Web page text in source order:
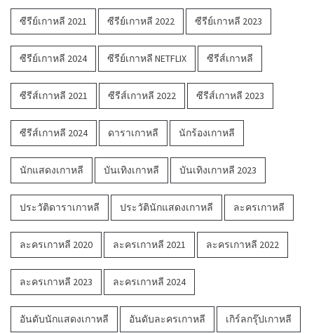
ซีรีย์เกาหลี 2021 ซีรีย์เกาหลี 2022 ซีรีย์เกาหลี 2023
ซีรีย์เกาหลี 2024 ซีรีย์เกาหลี NETFLIX ซีรีส์เกาหลี
ซีรีส์เกาหลี 2021 ซีรีส์เกาหลี 2022 ซีรีส์เกาหลี 2023
ซีรีส์เกาหลี 2024 ดาราเกาหลี นักร้องเกาหลี
นักแสดงเกาหลี บันเทิงเกาหลี บันเทิงเกาหลี 2023
ประวัติดาราเกาหลี ประวัตินักแสดงเกาหลี ละครเกาหลี
ละครเกาหลี 2020 ละครเกาหลี 2021 ละครเกาหลี 2022
ละครเกาหลี 2023 ละครเกาหลี 2024
อันดับนักแสดงเกาหลี อันดับละครเกาหลี เกิร์ลกรุ๊ปเกาหลี